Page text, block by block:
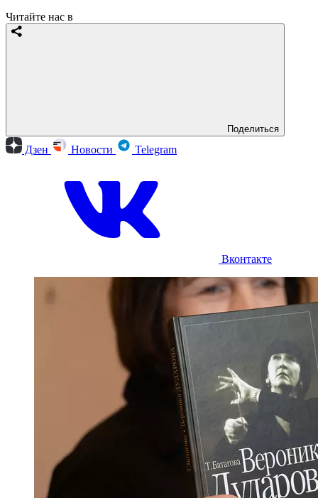
Читайте нас в
Поделиться
Дзен Новости Telegram
Вконтакте